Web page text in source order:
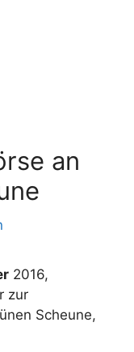
an
2016,
zur
Scheune,